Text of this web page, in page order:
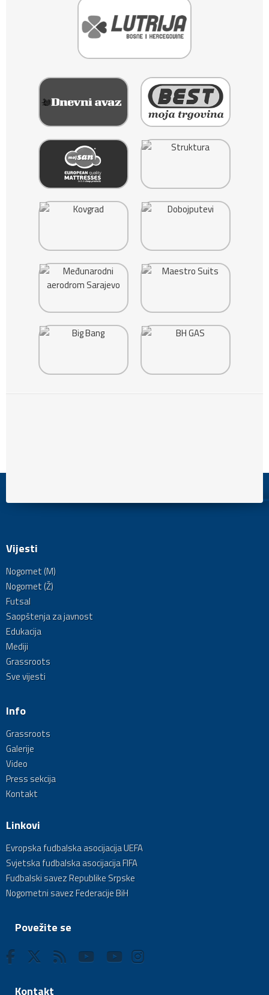
Vijesti
Nogomet (M)
Nogomet (Ž)
Futsal
Saopštenja za javnost
Edukacija
Mediji
Grassroots
Sve vijesti
Info
Grassroots
Galerije
Video
Press sekcija
Kontakt
Linkovi
Evropska fudbalska asocijacija UEFA
Svjetska fudbalska asocijacija FIFA
Fudbalski savez Republike Srpske
Nogometni savez Federacije BiH
Povežite se
Kontakt